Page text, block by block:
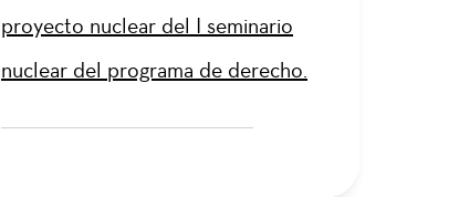
proyecto nuclear del I seminario
nuclear del programa de derecho.